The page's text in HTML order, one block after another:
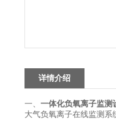
详情介绍
一、 一体化负氧离子监测
大气负氧离子在线监测系